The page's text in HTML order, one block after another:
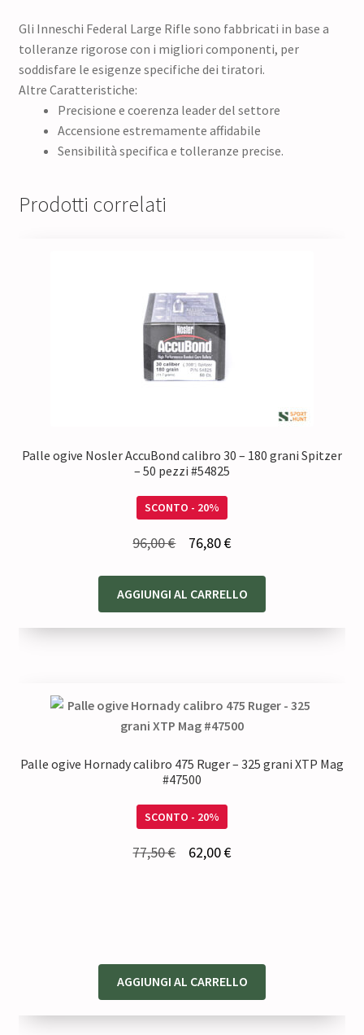
Gli Inneschi Federal Large Rifle sono fabbricati in base a
tolleranze rigorose con i migliori componenti, per
soddisfare le esigenze specifiche dei tiratori.
Altre Caratteristiche:
Precisione e coerenza leader del settore
Accensione estremamente affidabile
Sensibilità specifica e tolleranze precise.
Prodotti correlati
Palle ogive Nosler AccuBond calibro 30 – 180 grani Spitzer
– 50 pezzi #54825
SCONTO - 20%
96,00€
originale
era:
76,80€Il
attuale
è:
AGGIUNGI AL CARRELLO
Palle ogive Hornady calibro 475 Ruger – 325 grani XTP Mag
#47500
SCONTO - 20%
77,50€ 62,00€Il
AGGIUNGI AL CARRELLO